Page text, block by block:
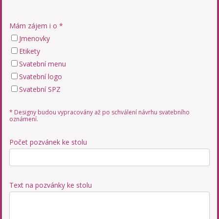
Mám zájem i o *
Jmenovky
Etikety
Svatební menu
Svatební logo
Svatební SPZ
* Designy budou vypracovány až po schválení návrhu svatebního
oznámení.
Počet pozvánek ke stolu
Text na pozvánky ke stolu